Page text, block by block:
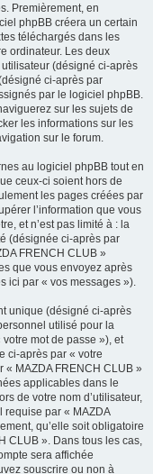
Premièrement, en
phpBB créera un certain
téléchargés dans les
ordinateur. Les deux
(désigné ci-après
ci-après par
par le logiciel phpBB.
sur les sujets de
les informations sur les
sur le forum.
au logiciel phpBB tout en
ceux-ci soient hors de
les pages créées par
l’information que vous
et n’est pas limité à : la
(désignée ci-après par
FRENCH CLUB »
que vous envoyez après
ici par « vos messages »).
unique (désigné ci-après
utilisé pour la
mot de passe »), et
ci-après par « votre
« MAZDA FRENCH CLUB »
applicables dans le
de votre nom d’utilisateur,
requise par « MAZDA
qu’elle soit obligatoire
CLUB ». Dans tous les cas,
sera affichée
souscrire ou non à